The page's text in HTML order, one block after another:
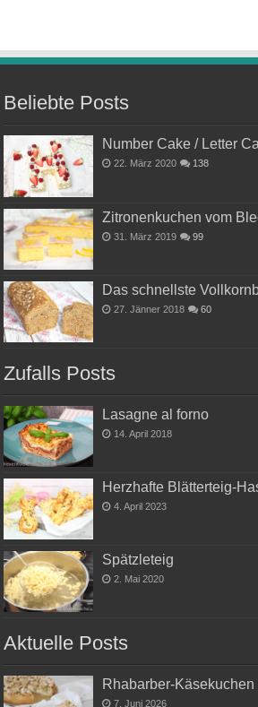
Beliebte Posts
Number Cake / Letter
22. März 2020 138
Zitronenkuchen vom
31. März 2019 99
Das schnellste
27. Jänner 2018 60
Zufalls Posts
Lasagne al forno
14. April 2018
Herzhafte Blätterteig-
4. April 2023
Spätzleteig
2. Mai 2020
Aktuelle Posts
Rhabarber-Käsekuchen
7. Juni 2026